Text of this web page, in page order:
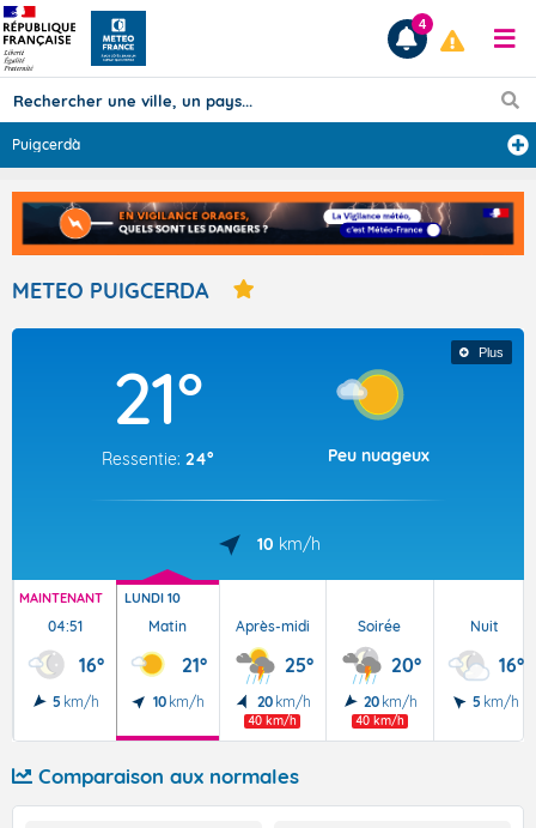
Prévisions
TOUS LES RÉSULTATS
Articles
4
Puigcerdà
METEO PUIGCERDA
Plus
21°
Ressentie: 24° Peu nuageux
10 km/h
MAINTENANT
04:51
16°
5 km/h
LUNDI 10
Matin
21°
10 km/h
Après-midi
25°
20 km/h
40 km/h
Soirée
20°
20 km/h
40 km/h
Nuit
16°
5 km/h
Comparaison aux normales